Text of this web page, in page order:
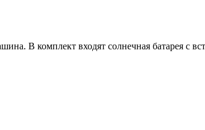
В комплект входят солнечная батарея с